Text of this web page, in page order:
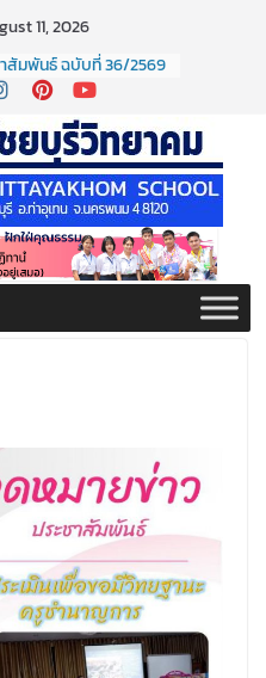
11, 2026
สัมพันธ์ ฉบับที่ 36/2569
น 2569
ประจำปี ๒๕๖๙
สัมพันธ์ ฉบับที่ 38/2569
น 2569
สัมพันธ์ ฉบับที่ 37/2569
น 2569